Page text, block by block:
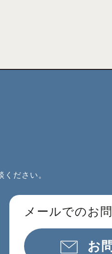
ださい。
メールでのお
お